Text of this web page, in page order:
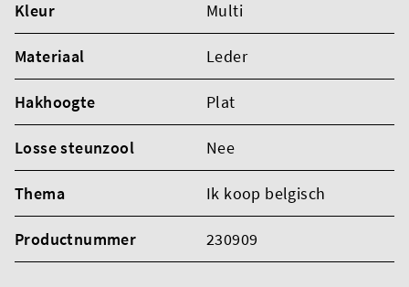
Kleur Multi
Materiaal Leder
Hakhoogte Plat
Losse steunzool Nee
Thema Ik koop belgisch
Productnummer 230909